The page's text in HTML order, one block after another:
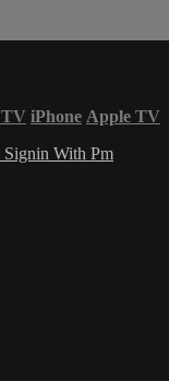
iPhone Apple TV
Signin With Pm